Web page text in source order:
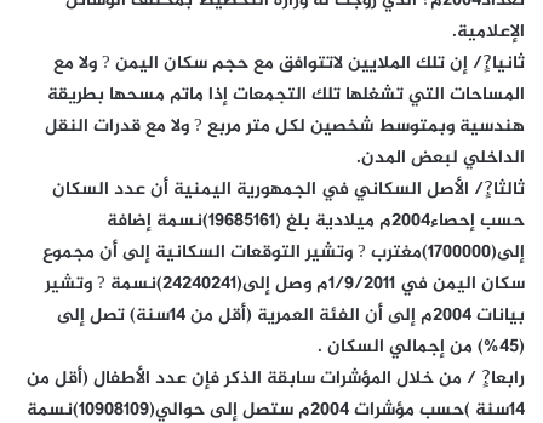
الإعلامية.
ثانيا?ٍ/ إن تلك الملايين لاتتوافق مع حجم سكان اليمن ? ولا مع
المساحات التي تشغلها تلك التجمعات إذا ماتم مسحها بطريقة
هندسية وبمتوسط شخصين لكل متر مربع ? ولا مع قدرات النقل
الداخلي لبعض المدن.
ثالثا?ٍ/ الأصل السكاني في الجمهورية اليمنية أن عدد السكان
حسب إحصاء2004م ميلادية بلغ (19685161)نسمة إضافة
إلى(1700000)مغترب ? وتشير التوقعات السكانية إلى أن مجموع
سكان اليمن في 1/9/2011م وصل إلى(24240241)نسمة ? وتشير
بيانات 2004م إلى أن الفئة العمرية (أقل من 14سنة) تصل إلى
(45%) من إجمالي السكان .
رابعا?ٍ / من خلال المؤشرات سابقة الذكر فإن عدد الأطفال (أقل من
14سنة )حسب مؤشرات 2004م ستصل إلى حوالي(10908109)نسمة